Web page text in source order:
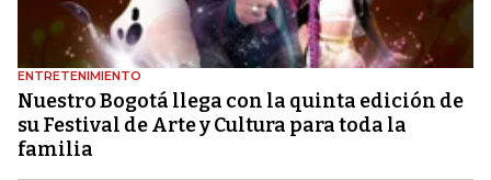
ENTRETENIMIENTO
Nuestro Bogotá llega con la quinta edición de
su Festival de Arte y Cultura para toda la
familia